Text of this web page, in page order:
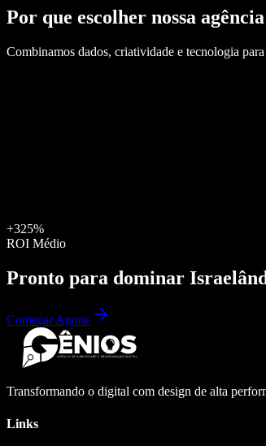
Por que escolher nossa
Combinamos dados, criatividade e tecnologia
+325%
ROI Médio
Pronto para dominar
Começar Agora
Transformando o digital com design de alta
Links